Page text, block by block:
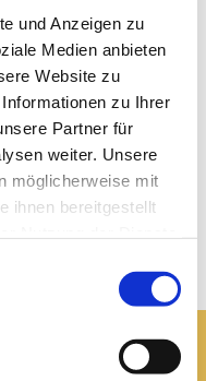
und Anzeigen zu
Medien anbieten
Website zu
zu Ihrer
Partner für
weiter. Unsere
möglicherweise mit
ihnen bereitgestellt